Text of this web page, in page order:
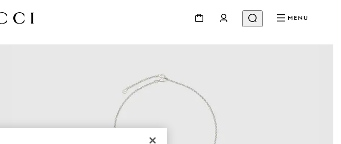
MENU